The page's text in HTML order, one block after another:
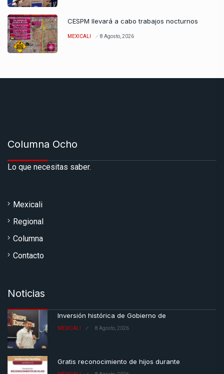
CESPM llevará a cabo trabajos nocturnos
MEXICALI 8 Agosto, 2026
Columna Ocho
Lo que necesitas saber.
Mexicali
Regional
Columna
Contacto
Noticias
Inversión histórica de Gobierno de
MEXICALI 8 Agosto, 2026
Gratis reconocimiento de hijos durante